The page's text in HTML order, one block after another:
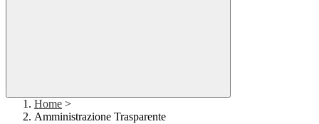
Home >
Amministrazione Trasparente